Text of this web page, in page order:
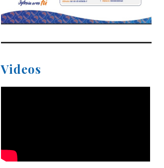
Videos